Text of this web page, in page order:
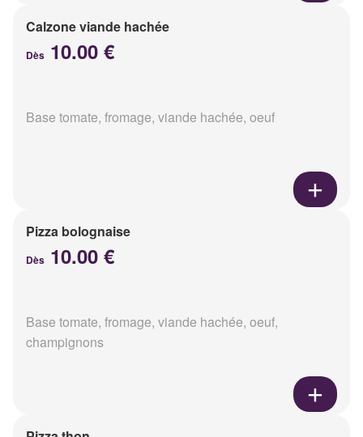
Calzone viande hachée
Dès 10.00 €
Base tomate, fromage, viande hachée, oeuf
Pizza bolognaise
Dès 10.00 €
Base tomate, fromage, viande hachée, oeuf,
champignons